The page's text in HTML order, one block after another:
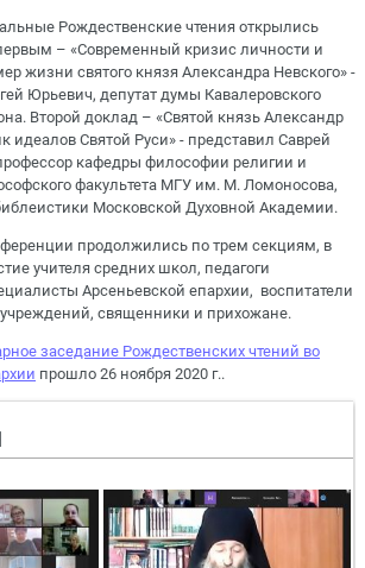
Рождественские чтения открылись
– «Современный кризис личности и
жизни святого князя Александра Невского» -
Юрьевич, депутат думы Кавалеровского
Второй доклад – «Святой князь Александр
идеалов Святой Руси» - представил Саврей
кафедры философии религии и
факультета МГУ им. М. Ломоносова,
Московской Духовной Академии.
продолжились по трем секциям, в
учителя средних школ, педагоги
Арсеньевской епархии, воспитатели
священники и прихожане.
заседание Рождественских чтений во
прошло 26 ноября 2020 г..